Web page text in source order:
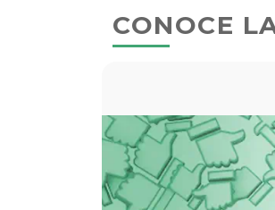
CONOCE